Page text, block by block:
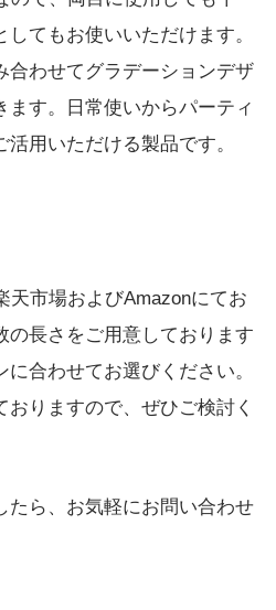
てもお使いいただけます。
合わせてグラデーションデザ
ます。日常使いからパーティ
用いただける製品です。
天市場およびAmazonにてお
の長さをご用意しております
合わせてお選びください。
おりますので、ぜひご検討く
たら、お気軽にお問い合わせ